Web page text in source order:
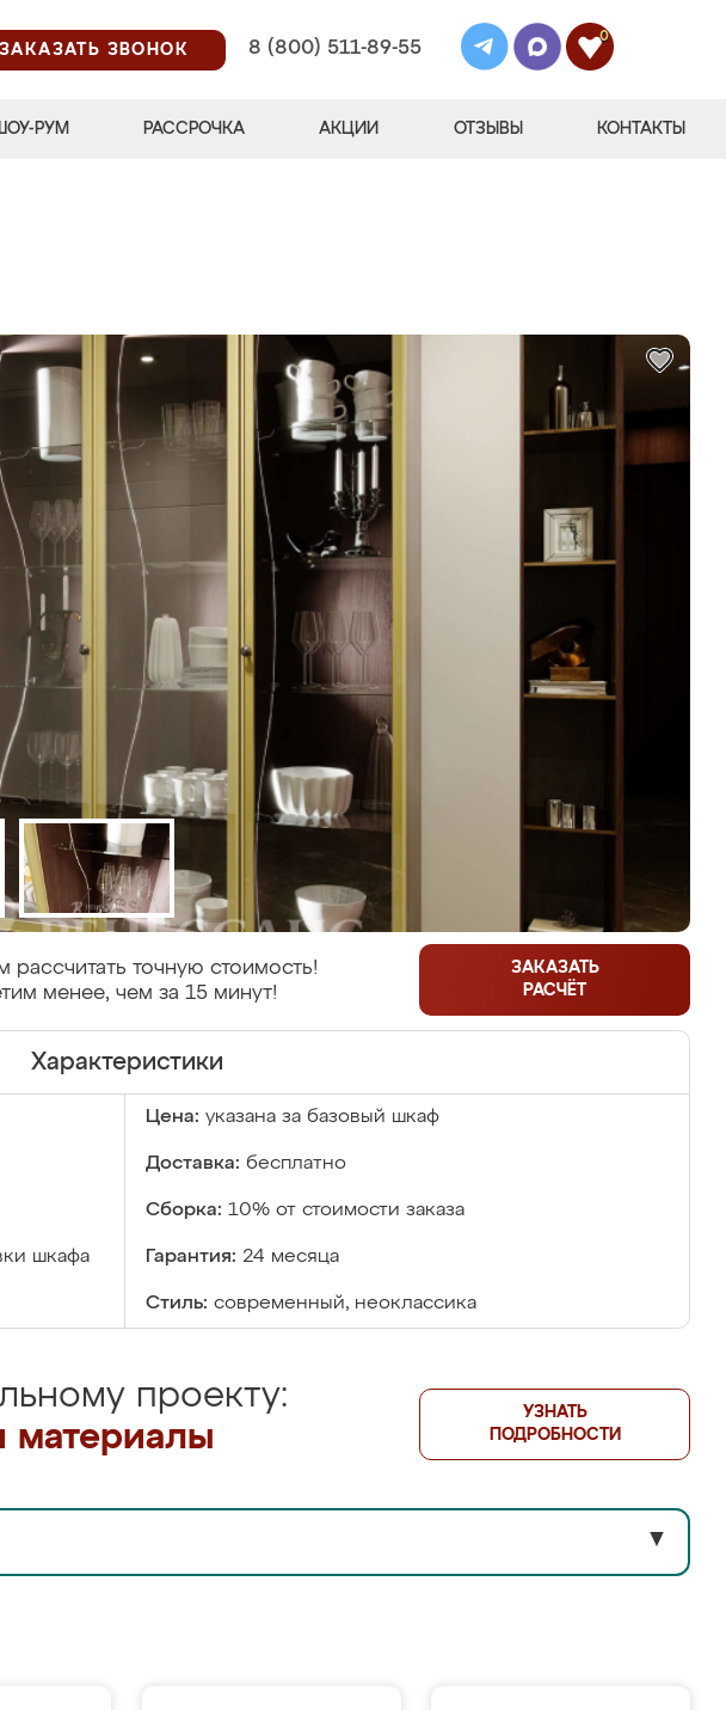
ЗАКАЗАТЬ ЗВОНОК
8 (800) 511-89-55
0
РУМ РАССРОЧКА АКЦИИ ОТЗЫВЫ КОНТАКТЫ
точную стоимость!
менее, чем за 15 минут!
ЗАКАЗАТЬ
РАСЧЁТ
Характеристики
Цена: указана за базовый шкаф
Доставка: бесплатно
Сборка: 10% от стоимости заказа
шкафа Гарантия: 24 месяца
Стиль: современный, неоклассика
проекту:
материалы
УЗНАТЬ
ПОДРОБНОСТИ
▼